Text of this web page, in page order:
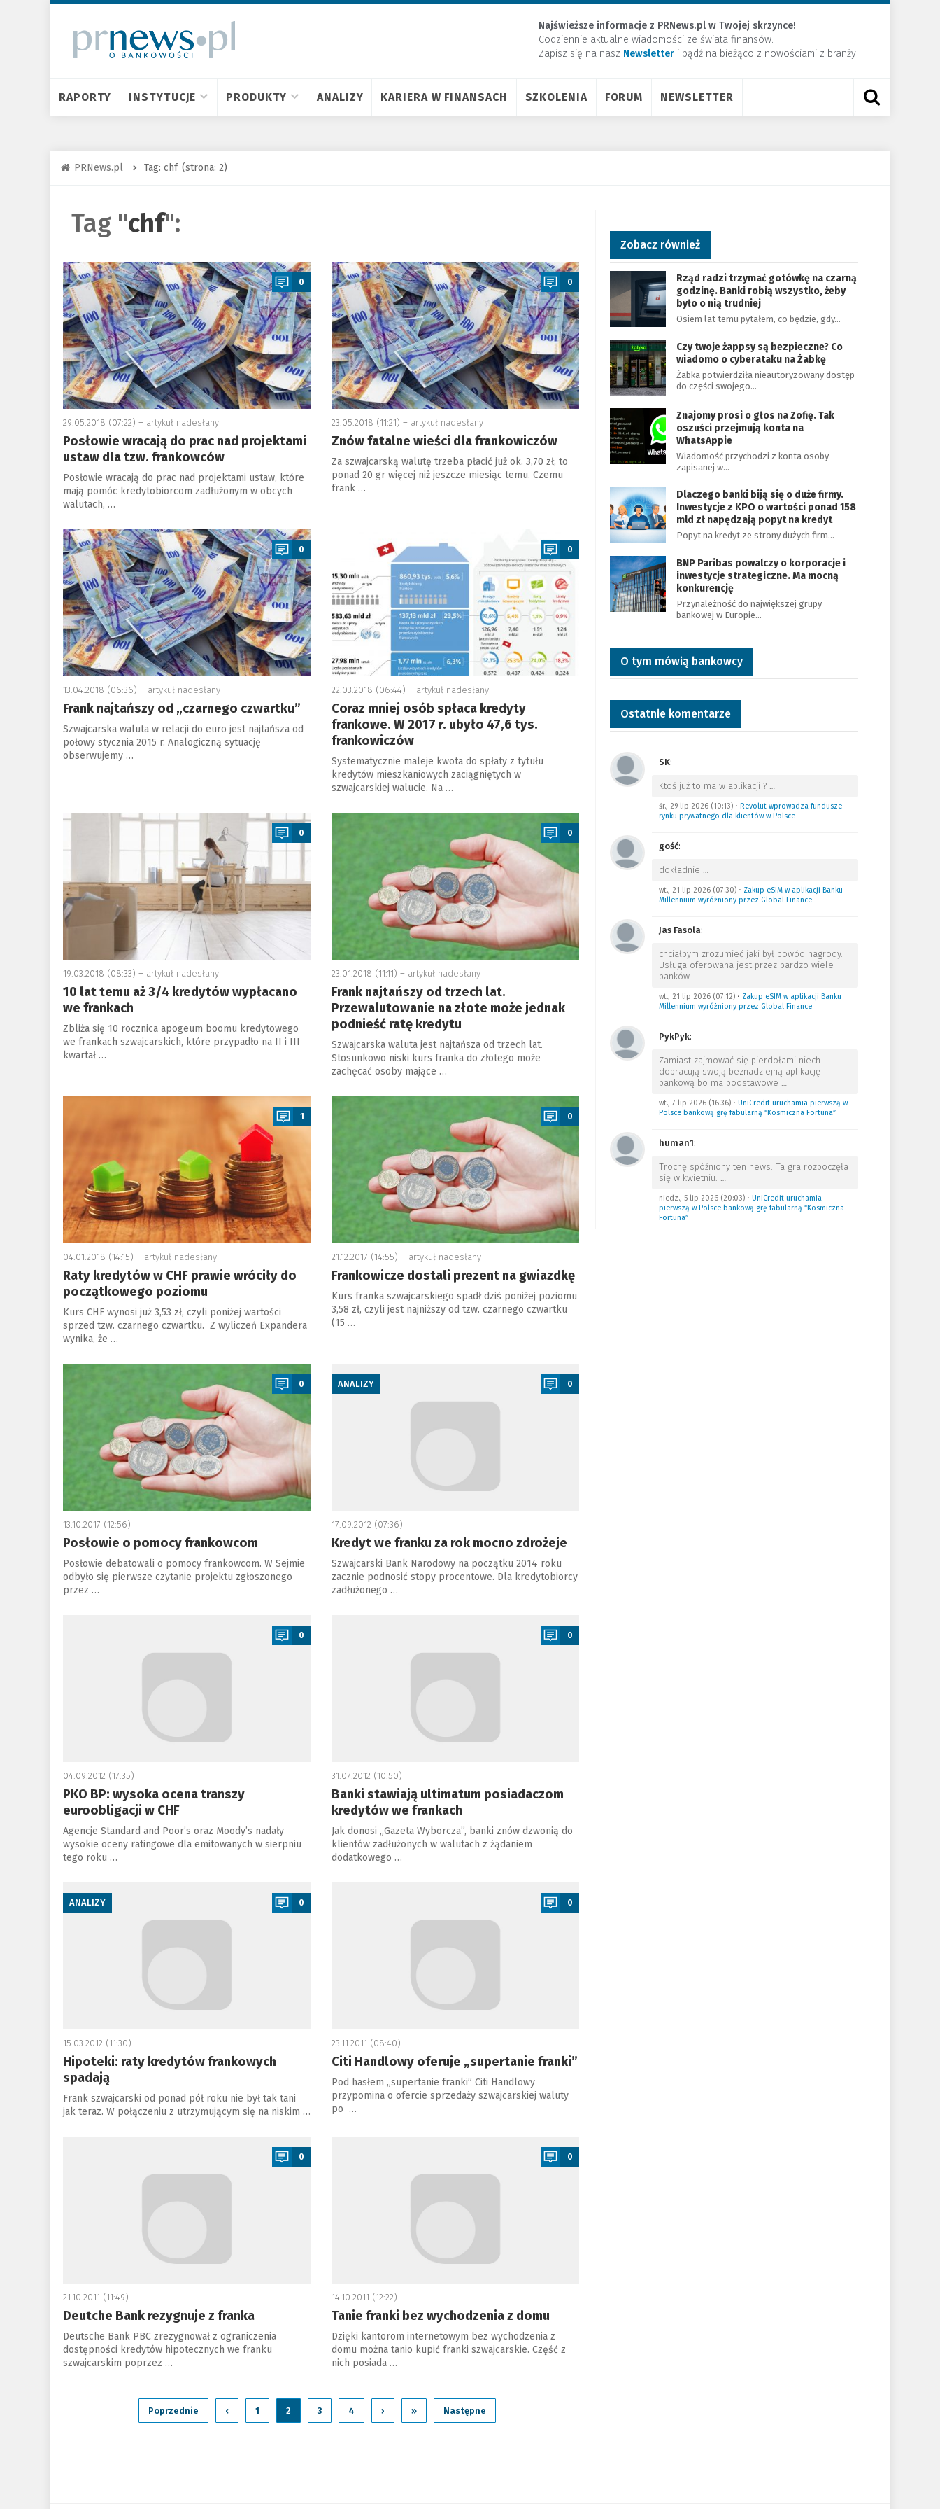
Najświeższe informacje z PRNews.pl w Twojej skrzynce!
Codziennie aktualne wiadomości ze świata finansów.
Zapisz się na nasz Newsletter ​i bądź na bieżąco z nowościami z branży!
RAPORTY INSTYTUCJE PRODUKTY ANALIZY KARIERA W FINANSACH SZKOLENIA FORUM NEWSLETTER
PRNews.pl Tag: chf (strona: 2)
Tag "chf":
a
0
29.05.2018 (07:22) – artykuł nadesłany
Posłowie wracają do prac nad projektami
ustaw dla tzw. frankowców
Posłowie wracają do prac nad projektami ustaw, które
mają pomóc kredytobiorcom zadłużonym w obcych
walutach, …
a
0
23.05.2018 (11:21) – artykuł nadesłany
Znów fatalne wieści dla frankowiczów
Za szwajcarską walutę trzeba płacić już ok. 3,70 zł, to
ponad 20 gr więcej niż jeszcze miesiąc temu. Czemu
frank …
a
0
13.04.2018 (06:36) – artykuł nadesłany
Frank najtańszy od „czarnego czwartku”
Szwajcarska waluta w relacji do euro jest najtańsza od
połowy stycznia 2015 r. Analogiczną sytuację
obserwujemy …
0
22.03.2018 (06:44) – artykuł nadesłany
Coraz mniej osób spłaca kredyty
frankowe. W 2017 r. ubyło 47,6 tys.
frankowiczów
Systematycznie maleje kwota do spłaty z tytułu
kredytów mieszkaniowych zaciągniętych w
szwajcarskiej walucie. Na …
0
19.03.2018 (08:33) – artykuł nadesłany
10 lat temu aż 3/4 kredytów wypłacano
we frankach
Zbliża się 10 rocznica apogeum boomu kredytowego
we frankach szwajcarskich, które przypadło na II i III
kwartał …
a
0
23.01.2018 (11:11) – artykuł nadesłany
Frank najtańszy od trzech lat.
Przewalutowanie na złote może jednak
podnieść ratę kredytu
Szwajcarska waluta jest najtańsza od trzech lat.
Stosunkowo niski kurs franka do złotego może
zachęcać osoby mające …
a
1
04.01.2018 (14:15) – artykuł nadesłany
Raty kredytów w CHF prawie wróciły do
początkowego poziomu
Kurs CHF wynosi już 3,53 zł, czyli poniżej wartości
sprzed tzw. czarnego czwartku. Z wyliczeń Expandera
wynika, że …
a
0
21.12.2017 (14:55) – artykuł nadesłany
Frankowicze dostali prezent na gwiazdkę
Kurs franka szwajcarskiego spadł dziś poniżej poziomu
3,58 zł, czyli jest najniższy od tzw. czarnego czwartku
(15 …
a
0
13.10.2017 (12:56)
Posłowie o pomocy frankowcom
Posłowie debatowali o pomocy frankowcom. W Sejmie
odbyło się pierwsze czytanie projektu zgłoszonego
przez …
ANALIZY 0
17.09.2012 (07:36)
Kredyt we franku za rok mocno zdrożeje
Szwajcarski Bank Narodowy na początku 2014 roku
zacznie podnosić stopy procentowe. Dla kredytobiorcy
zadłużonego …
0
04.09.2012 (17:35)
PKO BP: wysoka ocena transzy
euroobligacji w CHF
Agencje Standard and Poor’s oraz Moody’s nadały
wysokie oceny ratingowe dla emitowanych w sierpniu
tego roku …
0
31.07.2012 (10:50)
Banki stawiają ultimatum posiadaczom
kredytów we frankach
Jak donosi „Gazeta Wyborcza”, banki znów dzwonią do
klientów zadłużonych w walutach z żądaniem
dodatkowego …
ANALIZY 0
15.03.2012 (11:30)
Hipoteki: raty kredytów frankowych
spadają
Frank szwajcarski od ponad pół roku nie był tak tani
jak teraz. W połączeniu z utrzymującym się na niskim …
0
23.11.2011 (08:40)
Citi Handlowy oferuje „supertanie franki”
Pod hasłem „supertanie franki” Citi Handlowy
przypomina o ofercie sprzedaży szwajcarskiej waluty
po …
0
21.10.2011 (11:49)
Deutche Bank rezygnuje z franka
Deutsche Bank PBC zrezygnował z ograniczenia
dostępności kredytów hipotecznych we franku
szwajcarskim poprzez …
0
14.10.2011 (12:22)
Tanie franki bez wychodzenia z domu
Dzięki kantorom internetowym bez wychodzenia z
domu można tanio kupić franki szwajcarskie. Część z
nich posiada …
Poprzednie ‹ 1 2 3 4 › » Następne
Zobacz również
Rząd radzi trzymać gotówkę na czarną
godzinę. Banki robią wszystko, żeby
było o nią trudniej
Osiem lat temu pytałem, co będzie, gdy…
Czy twoje żappsy są bezpieczne? Co
wiadomo o cyberataku na Żabkę
Żabka potwierdziła nieautoryzowany dostęp
do części swojego…
Znajomy prosi o głos na Zofię. Tak
oszuści przejmują konta na
WhatsAppie
Wiadomość przychodzi z konta osoby
zapisanej w…
Dlaczego banki biją się o duże firmy.
Inwestycje z KPO o wartości ponad 158
mld zł napędzają popyt na kredyt
Popyt na kredyt ze strony dużych firm…
BNP Paribas powalczy o korporacje i
inwestycje strategiczne. Ma mocną
konkurencję
Przynależność do największej grupy
bankowej w Europie…
O tym mówią bankowcy
Ostatnie komentarze
SK:
Ktoś już to ma w aplikacji ? …
śr., 29 lip 2026 (10:13)• Revolut wprowadza fundusze
rynku prywatnego dla klientów w Polsce
gość:
dokładnie …
wt., 21 lip 2026 (07:30)• Zakup eSIM w aplikacji Banku
Millennium wyróżniony przez Global Finance
Jas Fasola:
chciałbym zrozumieć jaki był powód nagrody.
Usługa oferowana jest przez bardzo wiele
banków. …
wt., 21 lip 2026 (07:12)• Zakup eSIM w aplikacji Banku
Millennium wyróżniony przez Global Finance
PykPyk:
Zamiast zajmować się pierdołami niech
dopracują swoją beznadziejną aplikację
bankową bo ma podstawowe …
wt., 7 lip 2026 (16:36)• UniCredit uruchamia pierwszą w
Polsce bankową grę fabularną “Kosmiczna Fortuna”
human1:
Trochę spóźniony ten news. Ta gra rozpoczęła
się w kwietniu. …
niedz., 5 lip 2026 (20:03)• UniCredit uruchamia
pierwszą w Polsce bankową grę fabularną “Kosmiczna
Fortuna”